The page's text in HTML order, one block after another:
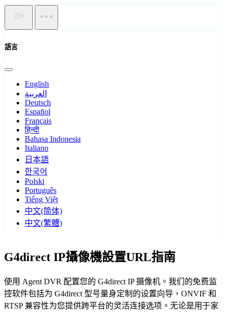
ZH
語言
English
العربية
Deutsch
Español
Français
हिन्दी
Bahasa Indonesia
Italiano
日本語
한국어
Polski
Português
Tiếng Việt
中文(简体)
中文(繁體)
G4direct IP攝像機設置URL指南
使用 Agent DVR 配置您的 G4direct IP 摄像机。我们的免费监
控软件包括为 G4direct 型号量身定制的设置向导，ONVIF 和
RTSP 兼容性为您提供跨平台的灵活连接选项。无论是用于家